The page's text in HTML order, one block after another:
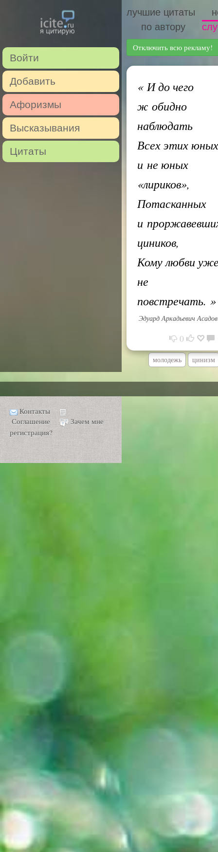
Войти
Добавить
Афоризмы
Высказывания
Цитаты
лучшие цитаты
по автору
Отключить всю рекламу!
«И до чего
ж обидно
наблюдать
Всех этих юных
и не юных
«лириков»,
Потасканных
и
циников,
Кому любви
не
повстречать. »
Эдуард Аркадьевич Асадов
0
молодежь цинизм
Контакты
Соглашение
Зачем мне
регистрация?